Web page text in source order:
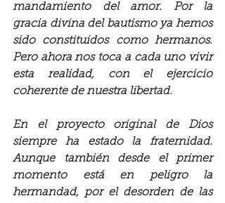
mandamiento del amor. Por la
gracia divina del bautismo ya hemos
sido constituidos como hermanos.
Pero ahora nos toca a cada uno vivir
esta realidad, con el ejercicio
coherente de nuestra libertad.
En el proyecto original de Dios
siempre ha estado la fraternidad.
Aunque también desde el primer
momento está en peligro la
hermandad, por el desorden de las